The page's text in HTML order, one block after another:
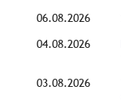
06.08.2026
04.08.2026
03.08.2026